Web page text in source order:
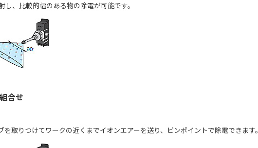
、比較的幅のある物の除電が可能です。
合せ
取りつけてワークの近くまでイオンエアーを送り、ピンポイントで除電できます。